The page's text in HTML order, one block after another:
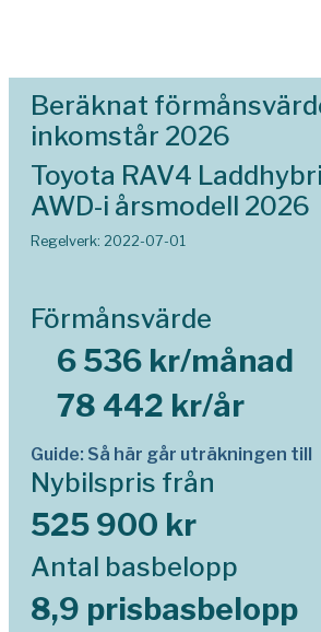
Beräknat
inkomstår 2026
Toyota RAV4
AWD-i årsmodell 2026
Regelverk: 2022-07-01
Förmånsvärde
6 536 kr/månad
78 442 kr/år
Guide: Så här går uträkningen till
Nybilspris från
525 900 kr
Antal basbelopp
8,9 prisbasbelopp